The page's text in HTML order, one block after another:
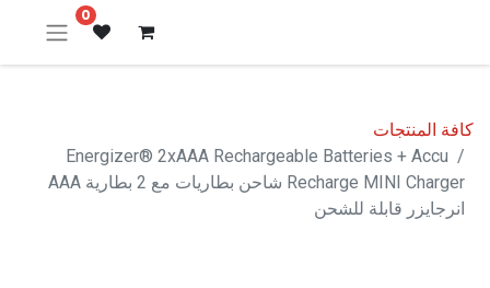
0
كافة المنتجات
Energizer® 2xAAA Rechargeable Batteries + Accu
Recharge MINI Charger شاحن بطاريات مع 2 بطارية AAA
انرجايزر قابلة للشحن